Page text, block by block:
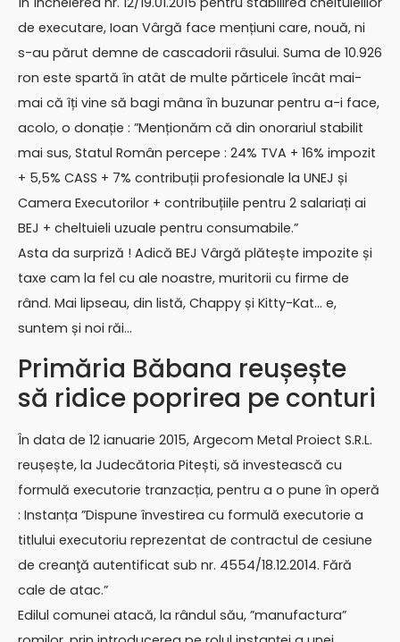
de executare, Ioan Vârgă face mențiuni care, nouă, ni
s-au părut demne de cascadorii râsului. Suma de 10.926
ron este spartă în atât de multe părticele încât mai-
mai că îți vine să bagi mâna în buzunar pentru a-i face,
acolo, o donație : ”Menționăm că din onorariul stabilit
mai sus, Statul Român percepe : 24% TVA + 16% impozit
+ 5,5% CASS + 7% contribuții profesionale la UNEJ și
Camera Executorilor + contribuțiile pentru 2 salariați ai
BEJ + cheltuieli uzuale pentru consumabile.”
Asta da surpriză ! Adică BEJ Vârgă plătește impozite și
taxe cam la fel cu ale noastre, muritorii cu firme de
rând. Mai lipseau, din listă, Chappy și Kitty-Kat… e,
suntem și noi răi…
Primăria Băbana reușește
să ridice poprirea pe conturi
În data de 12 ianuarie 2015, Argecom Metal Proiect S.R.L.
reușește, la Judecătoria Pitești, să investească cu
formulă executorie tranzacția, pentru a o pune în operă
: Instanța ”Dispune învestirea cu formulă executorie a
titlului executoriu reprezentat de contractul de cesiune
de creanţă autentificat sub nr. 4554/18.12.2014. Fără
cale de atac.”
Edilul comunei atacă, la rândul său, ”manufactura”